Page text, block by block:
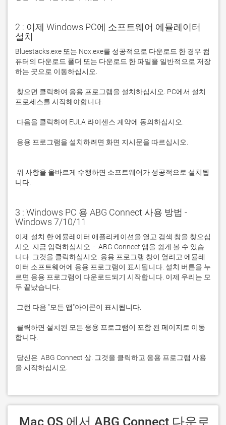
2 : 이제 Windows PC에 소프트웨어 에뮬레이터
설치
Bluestacks.exe 또는 Nox.exe를 성공적으로 다운로드 한 경우 컴
퓨터의 다운로드 폴더 또는 다운로드 한 파일을 일반적으로 저장
니다.
3 : Windows PC 용 ABG Connect 사용 방법 -
Windows 7/10/11
이제 설치 한 에뮬레이터 애플리케이션을 열고 검색 창을 찾으십
시오. 지금 입력하십시오. -  ABG Connect 앱을 쉽게 볼 수 있습
니다. 그것을 클릭하십시오. 응용 프로그램 창이 열리고 에뮬레
이터 소프트웨어에 응용 프로그램이 표시됩니다. 설치 버튼을 누
르면 응용 프로그램이 다운로드되기 시작합니다. 이제 우리는 모
을 시작하십시오.